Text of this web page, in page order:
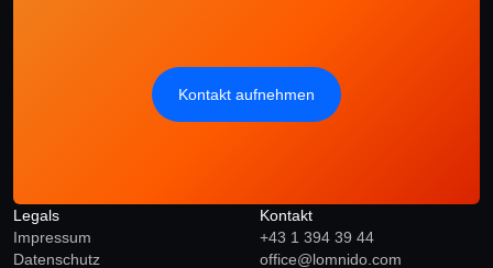
Kontakt aufnehmen
Legals
Impressum
Datenschutz
Kontakt
+43 1 394 39 44
office@lomnido.com